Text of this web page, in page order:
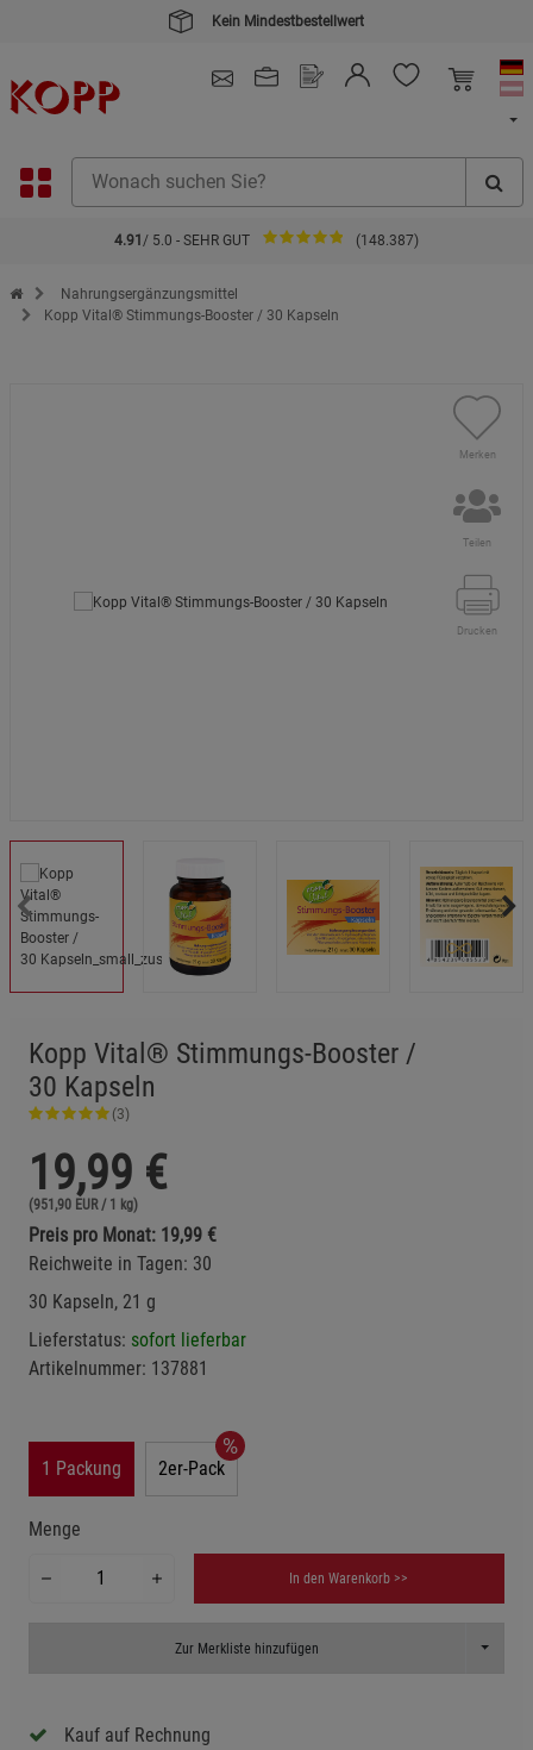
4.91 / 5.0 - SEHR GUT (148.387)
Zur Startseite des Kopp Verlag Online-Shop
Nahrungsergänzungsmittel
Kopp Vital® Stimmungs-Booster / 30 Kapseln
Merken
Teilen
Drucken
Kopp Vital® Stimmungs-Booster /
30 Kapseln
(3)
19,99 €
(951,90 EUR / 1 kg)
Preis pro Monat: 19,99 €
Reichweite in Tagen: 30
30 Kapseln, 21 g
Lieferstatus: sofort lieferbar
Artikelnummer: 137881
1 Packung 2er-Pack
Menge
In den Warenkorb >>
Zur Merkliste hinzufügen Toggle
Kauf auf Rechnung